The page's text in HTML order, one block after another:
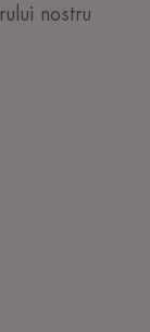
nostru